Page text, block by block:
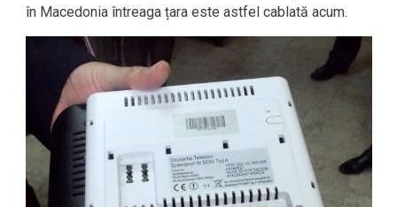
în Macedonia întreaga țara este astfel cablată acum.